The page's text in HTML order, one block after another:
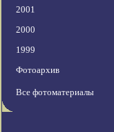
2001
2000
1999
Фотоархив
Все фотоматериалы